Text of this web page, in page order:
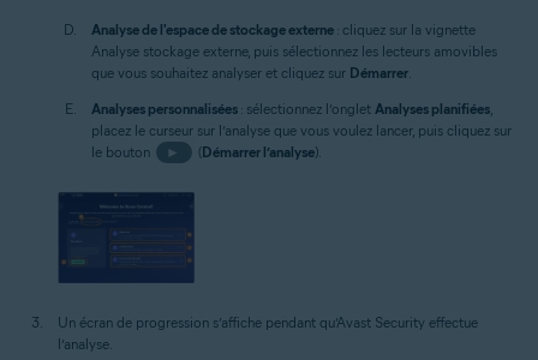
Analyse de l'espace de stockage externe : cliquez sur la vignette
Analyse stockage externe, puis sélectionnez les lecteurs amovibles
que vous souhaitez analyser et cliquez sur Démarrer.
Analyses personnalisées : sélectionnez l’onglet Analyses planifiées,
placez le curseur sur l’analyse que vous voulez lancer, puis cliquez sur
le bouton
► (Démarrer l’analyse).
Un écran de progression s’affiche pendant qu’Avast Security effectue
l’analyse.